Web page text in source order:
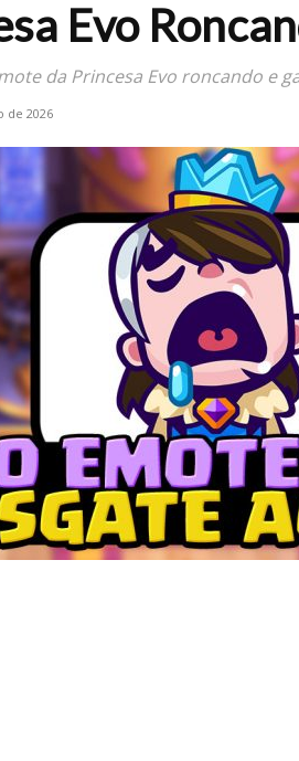
Evo
da Princesa Evo roncando e
de 2026